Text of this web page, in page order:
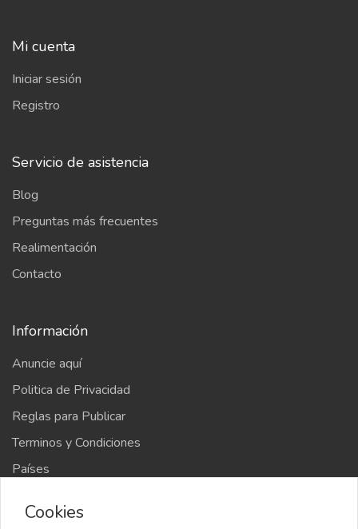
Mi cuenta
Iniciar sesión
Registro
Servicio de asistencia
Blog
Preguntas más frecuentes
Realimentación
Contacto
Información
Anuncie aquí
Politica de Privacidad
Reglas para Publicar
Terminos y Condiciones
Países
Cookies